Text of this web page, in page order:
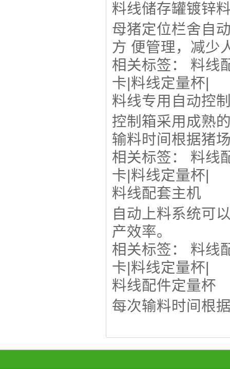
料线储存罐镀锌
母猪定位栏舍自
方 便管理，减少
相关标签：
料线
卡|料线定量杯|
料线专用自动控
控制箱采用成熟
输料时间根据猪
相关标签：
料线
卡|料线定量杯|
料线配套主机
自动上料系统可
产效率。
相关标签：
料线
卡|料线定量杯|
料线配件定量杯
每次输料时间根